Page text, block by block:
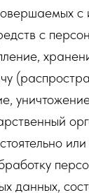
с
с
данных,